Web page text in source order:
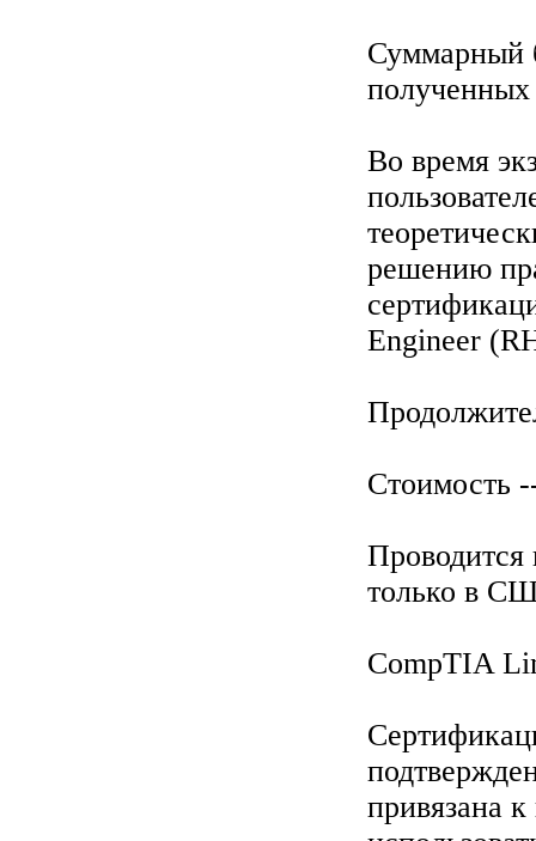
Суммарный
полученных
Во время
решению
Engineer
Стоимость
Проводится
только в
CompTIA
привязана